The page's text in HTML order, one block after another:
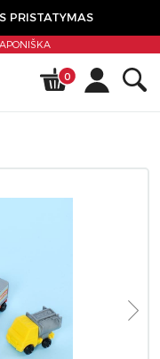
PRISTATYMAS
0